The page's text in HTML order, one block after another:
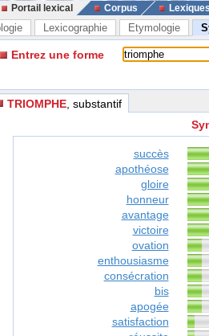
Portail lexical Corpus
Lexicographie Etymologie
Entrez une forme
TRIOMPHE , substantif
succès
apothéose
gloire
honneur
avantage
victoire
ovation
enthousiasme
consécration
bis
apogée
satisfaction